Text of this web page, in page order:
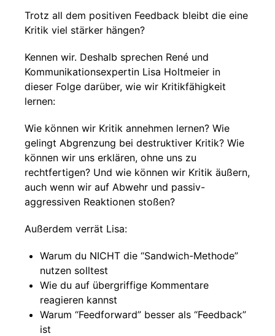
Trotz all dem positiven Feedback bleibt die eine
Kritik viel stärker hängen?
Kennen wir. Deshalb sprechen René und
Kommunikationsexpertin Lisa Holtmeier in
dieser Folge darüber, wie wir Kritikfähigkeit
lernen:
Wie können wir Kritik annehmen lernen? Wie
gelingt Abgrenzung bei destruktiver Kritik? Wie
können wir uns erklären, ohne uns zu
rechtfertigen? Und wie können wir Kritik äußern,
auch wenn wir auf Abwehr und passiv-
aggressiven Reaktionen stoßen?
Außerdem verrät Lisa:
Warum du NICHT die “Sandwich-Methode”
nutzen solltest
Wie du auf übergriffige Kommentare
reagieren kannst
Warum “Feedforward” besser als “Feedback”
ist